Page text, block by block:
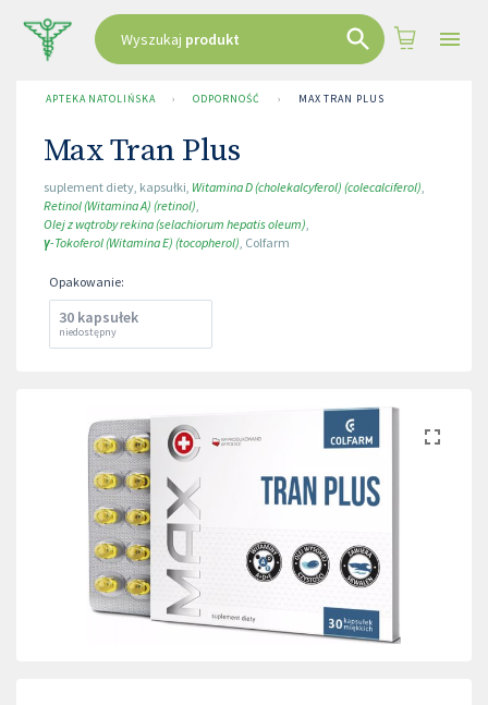
Wyszukaj produkt
APTEKA NATOLIŃSKA › ODPORNOŚĆ › MAX TRAN PLUS
Max Tran Plus
suplement diety, kapsułki, Witamina D (cholekalcyferol) (colecalciferol),
Retinol (Witamina A) (retinol),
Olej z wątroby rekina (selachiorum hepatis oleum),
γ-Tokoferol (Witamina E) (tocopherol), Colfarm
Opakowanie:
30 kapsułek
niedostępny